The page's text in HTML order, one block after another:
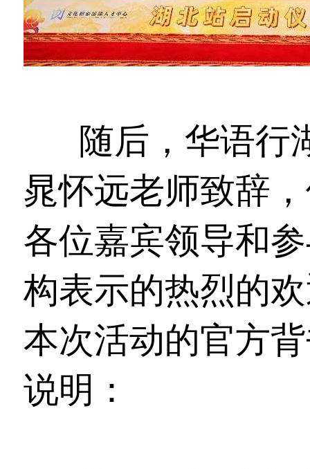
随后，华语行
晁怀远老师致辞
各位嘉宾领导和
构表示的热烈的
本次活动的官方
说明：